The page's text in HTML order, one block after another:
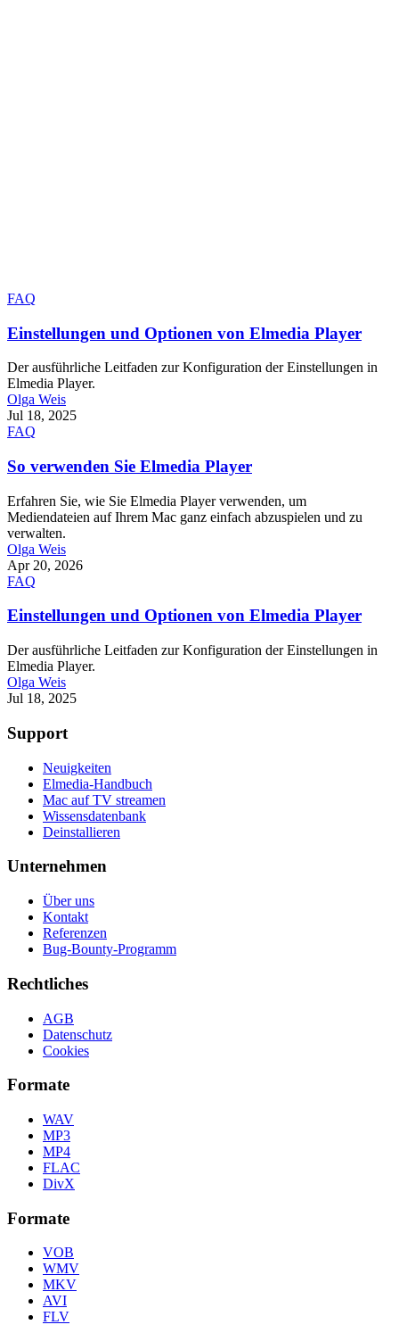
FAQ
Einstellungen und Optionen von Elmedia Player
Der ausführliche Leitfaden zur Konfiguration der Einstellungen in
Elmedia Player.
Olga Weis
Jul 18, 2025
FAQ
So verwenden Sie Elmedia Player
Erfahren Sie, wie Sie Elmedia Player verwenden, um
Mediendateien auf Ihrem Mac ganz einfach abzuspielen und zu
verwalten.
Olga Weis
Apr 20, 2026
FAQ
Einstellungen und Optionen von Elmedia Player
Der ausführliche Leitfaden zur Konfiguration der Einstellungen in
Elmedia Player.
Olga Weis
Jul 18, 2025
Support
Neuigkeiten
Elmedia-Handbuch
Mac auf TV streamen
Wissensdatenbank
Deinstallieren
Unternehmen
Über uns
Kontakt
Referenzen
Bug-Bounty-Programm
Rechtliches
AGB
Datenschutz
Cookies
Formate
WAV
MP3
MP4
FLAC
DivX
Formate
VOB
WMV
MKV
AVI
FLV